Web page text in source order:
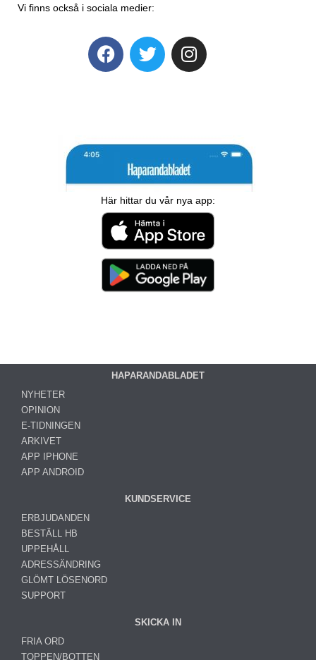
Vi finns också i sociala medier:
Här hittar du vår nya app:
HAPARANDABLADET
NYHETER
OPINION
E-TIDNINGEN
ARKIVET
APP IPHONE
APP ANDROID
KUNDSERVICE
ERBJUDANDEN
BESTÄLL HB
UPPEHÅLL
ADRESSÄNDRING
GLÖMT LÖSENORD
SUPPORT
SKICKA IN
FRIA ORD
TOPPEN/BOTTEN